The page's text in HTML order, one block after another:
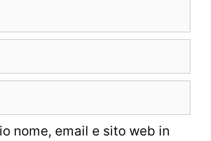
nome, email e sito web in